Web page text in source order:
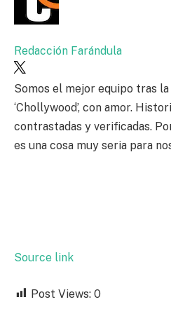
Redacción Farándula
Somos el mejor equipo tras
‘Chollywood’, con amor.
contrastadas y verificadas.
es una cosa muy seria para
Source link
Post Views: 0